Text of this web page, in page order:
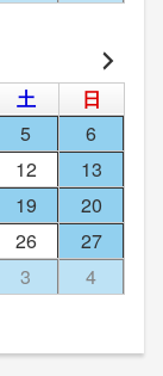
土
日
5
6
12
13
19
20
26
27
3 4